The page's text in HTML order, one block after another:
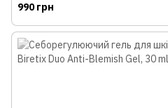
990 грн